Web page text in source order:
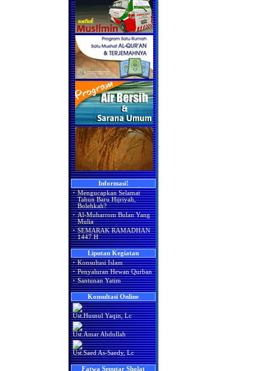
Informasi!
· Mengucapkan Selamat
Tahun Baru Hijriyah,
Bolehkah?
· Al-Muharrom Bulan Yang
Mulia
· SEMARAK RAMADHAN
1447 H
Liputan Kegiatan
· Konsultasi Islam
· Penyaluran Hewan Qurban
· Santunan Yatim
Konsultasi Online
Ust.Husnul Yaqin, Lc
Ust.Amar Abdullah
Ust.Saed As-Saedy, Lc
Fatwa Seputar Sholat